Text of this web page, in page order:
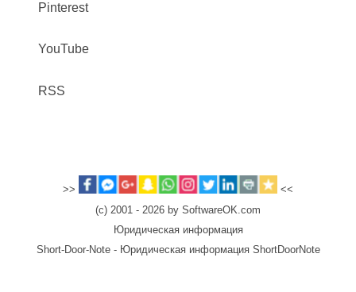
Pinterest
YouTube
RSS
>>
<<
(c) 2001 - 2026 by SoftwareOK.com
Юридическая информация
Short-Door-Note - Юридическая информация ShortDoorNote